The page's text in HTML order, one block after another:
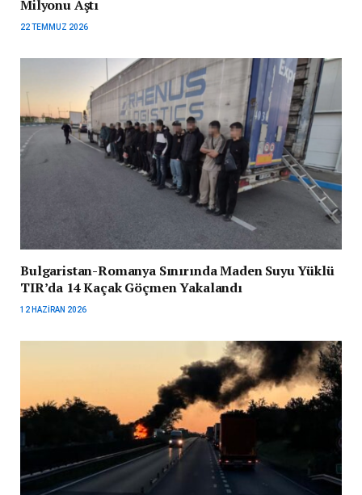
Milyonu Aştı
22 TEMMUZ 2026
Bulgaristan-Romanya Sınırında Maden Suyu Yüklü
TIR’da 14 Kaçak Göçmen Yakalandı
12 HAZIRAN 2026